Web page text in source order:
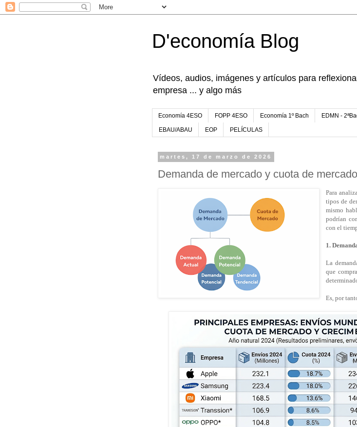
D'economía Blog
Vídeos, audios, imágenes y artículos para
empresa ... y algo más
Economía 4ESO FOPP 4ESO Economía 1º Bach EDMN -
EBAU/ABAU EOP PELÍCULAS
martes, 17 de marzo de 2026
Demanda de mercado y cuota de mercado
Para
tipos de
mismo
podrían
con el
1.
La
que
Es, por